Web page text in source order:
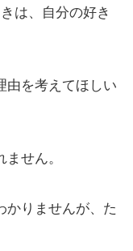
は、自分の好き
由を考えてほしい
せん。
かりませんが、た